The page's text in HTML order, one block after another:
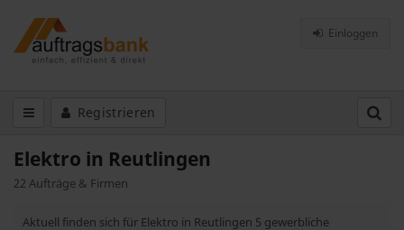
Einloggen
Registrieren
Elektro in Reutlingen
22 Aufträge & Firmen
Aktuell finden sich für Elektro in Reutlingen 5 gewerbliche